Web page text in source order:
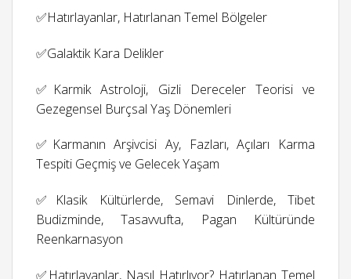
✅Hatırlayanlar, Hatırlanan Temel Bölgeler
✅Galaktik Kara Delikler
✅Karmik Astroloji, Gizli Dereceler Teorisi ve
Gezegensel Burçsal Yaş Dönemleri
✅Karmanın Arşivcisi Ay, Fazları, Açıları Karma
Tespiti Geçmiş ve Gelecek Yaşam
✅Klasik Kültürlerde, Semavi Dinlerde, Tibet
Budizminde, Tasavvufta, Pagan Kültüründe
Reenkarnasyon
✅Hatırlayanlar, Nasıl Hatırlıyor? Hatırlanan Temel